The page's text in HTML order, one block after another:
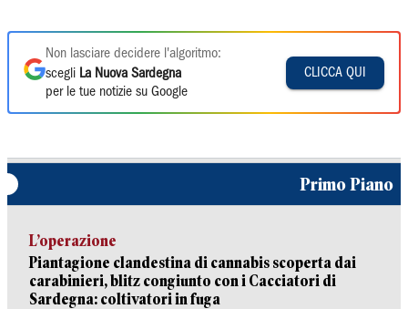
Non lasciare decidere l'algoritmo:
scegli La Nuova Sardegna
per le tue notizie su Google
CLICCA QUI
Primo Piano
L’operazione
Piantagione clandestina di cannabis scoperta dai
carabinieri, blitz congiunto con i Cacciatori di
Sardegna: coltivatori in fuga